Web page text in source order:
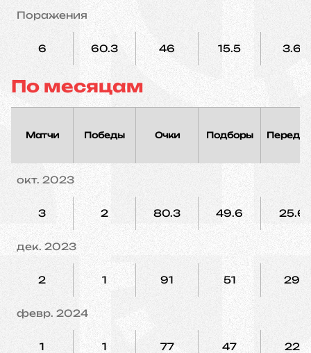
Поражения
6 60.3 46 15.5 3.6
По месяцам
Матчи Победы Очки Подборы
окт. 2023
3 2 80.3 49.6 25.6
дек. 2023
2 1 91 51 29
февр. 2024
1 1 77 47 22